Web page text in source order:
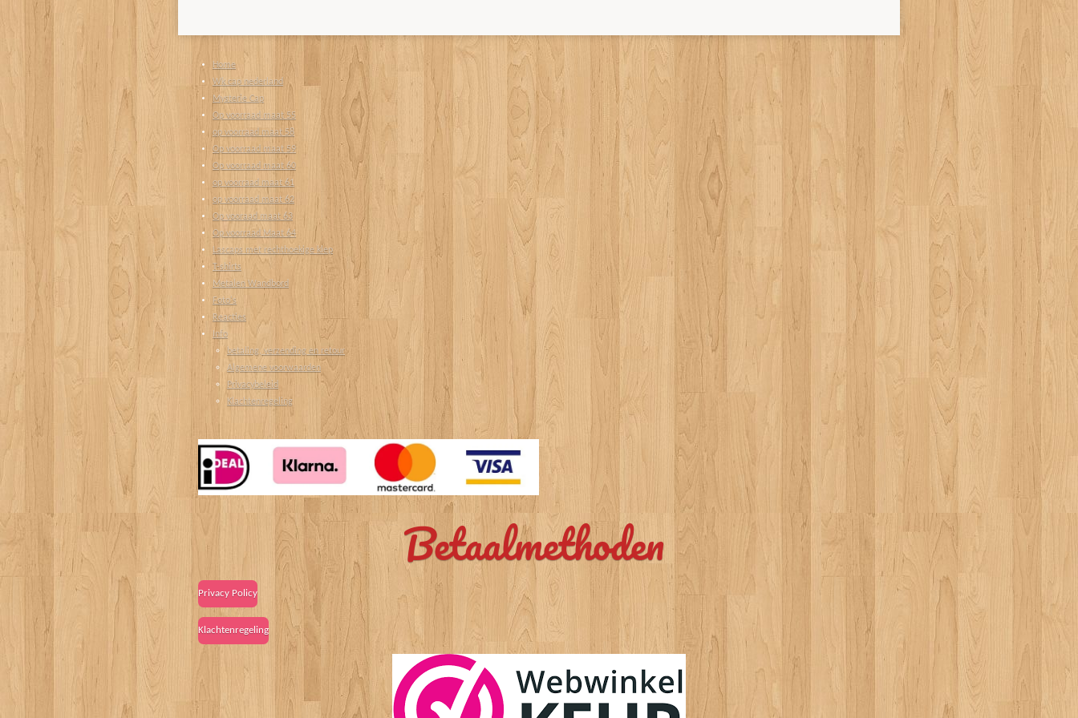
Home
Wk cap nederland
Mysterie Cap
Op voorraad maat 55
op voorraad maat 58
Op voorraad maat 59
Op voorraad maat 60
op voorraad maat 61
op voorraad maat 62
Op vooraad maat 63
Op voorraad Maat 64
Lascaps met rechthoekige klep
T-shirts
Metalen Wandbord
Foto's
Reacties
Info
betaling, verzending en retour
Algemene voorwaarden
Privacybeleid
Klachtenregeling
Betaalmethoden
Privacy Policy
Klachtenregeling